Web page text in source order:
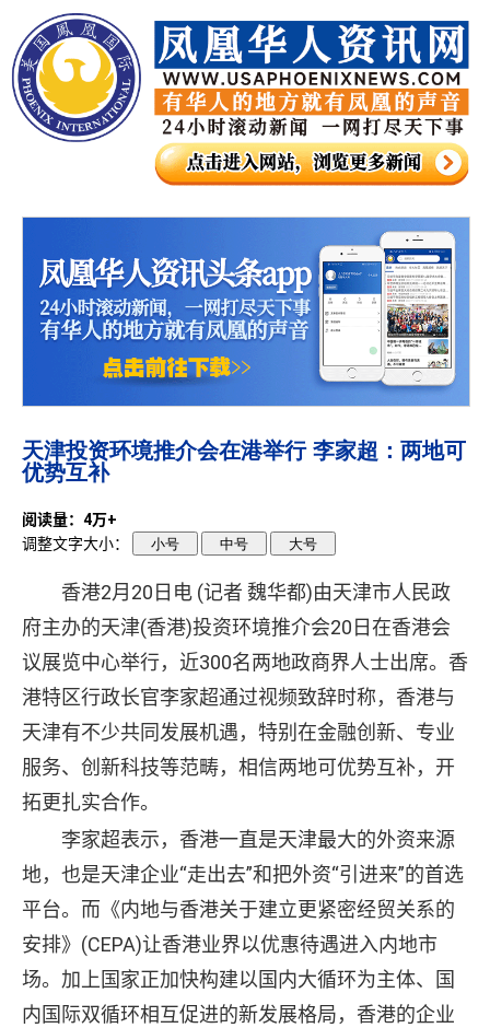
天津投资环境推介会在港举行 李家超：两地可
优势互补
阅读量：4万+
调整文字大小：
小号 中号 大号
香港2月20日电 (记者 魏华都)由天津市人民政
府主办的天津(香港)投资环境推介会20日在香港会
议展览中心举行，近300名两地政商界人士出席。香
港特区行政长官李家超通过视频致辞时称，香港与
天津有不少共同发展机遇，特别在金融创新、专业
服务、创新科技等范畴，相信两地可优势互补，开
拓更扎实合作。
李家超表示，香港一直是天津最大的外资来源
地，也是天津企业“走出去”和把外资“引进来”的首选
平台。而《内地与香港关于建立更紧密经贸关系的
安排》(CEPA)让香港业界以优惠待遇进入内地市
场。加上国家正加快构建以国内大循环为主体、国
内国际双循环相互促进的新发展格局，香港的企业